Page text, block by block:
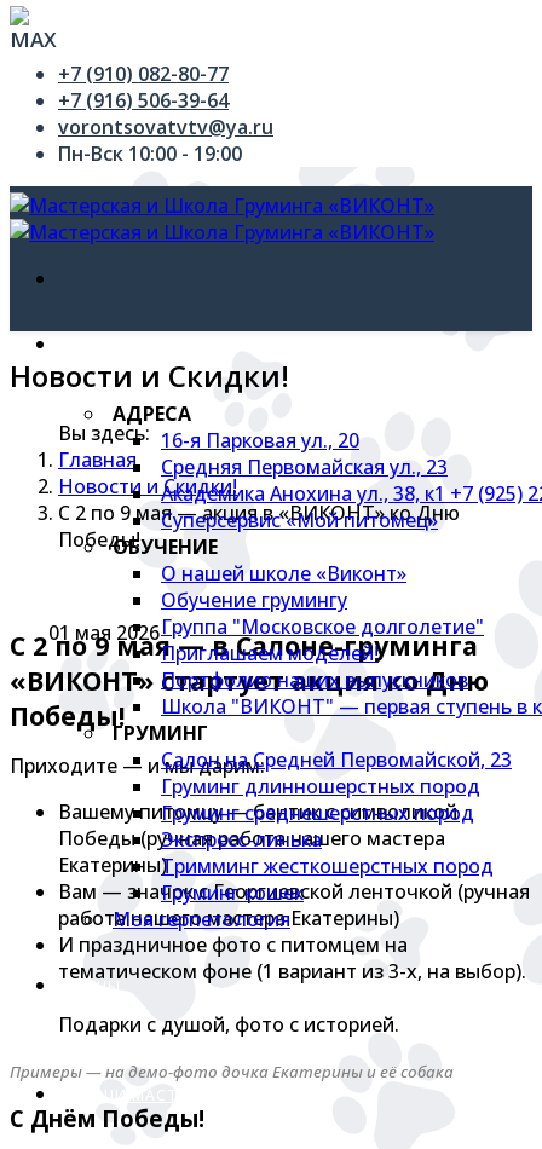
+7 (910) 082-80-77
+7 (916) 506-39-64
vorontsovatvtv@ya.ru
Пн-Вск 10:00 - 19:00
АДРЕСА
16-я Парковая ул., 20
Средняя Первомайская ул., 23
Академика Анохина ул., 38, к1 +7 (925)
Суперсервис «Мой питомец»
ОБУЧЕНИЕ
О нашей школе «Виконт»
Обучение грумингу
Группа "Московское долголетие"
Приглашаем моделей!
Портфолио наших выпускников
Школа "ВИКОНТ" — первая ступень в
ГРУМИНГ
Салон на Средней Первомайской, 23
Груминг длинношерстных пород
Груминг среднешерстных пород
Экспресс-линька
Тримминг жесткошерстных пород
Груминг кошек
Моя герпетология
Новости и Скидки!
Вы здесь:
Главная
Новости и Скидки!
С 2 по 9 мая — акция в «ВИКОНТ» ко Дню
Победы!
01 мая 2026
С 2 по 9 мая — в Салоне-груминга
«ВИКОНТ» стартует акция ко Дню
Победы!
Приходите — и мы дарим:
Вашему питомцу — бантик с символикой
Победы (ручная работа нашего мастера
Екатерины)
Вам — значок с Георгиевской ленточкой (ручная
работа нашего мастера Екатерины)
И праздничное фото с питомцем на
тематическом фоне (1 вариант из 3-х, на выбор).
Подарки с душой, фото с историей.
Примеры — на демо-фото дочка Екатерины и её собака
С Днём Победы!